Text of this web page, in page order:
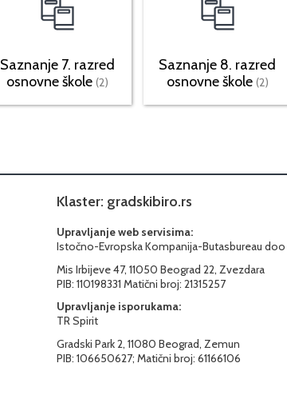
Saznanje 7. razred
osnovne škole(2)
Saznanje 8. razred
osnovne škole (2)
Klaster: gradskibiro.rs
Upravljanje web servisima:
Istočno-Evropska Kompanija-Butasbureau doo
Mis Irbijeve 47, 11050 Beograd 22, Zvezdara
PIB: 110198331 Matični broj: 21315257
Upravljanje isporukama:
TR Spirit
Gradski Park 2, 11080 Beograd, Zemun
PIB: 106650627; Matični broj: 61166106